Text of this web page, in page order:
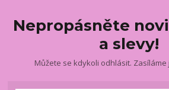
Nepropásněte
a slevy!
Můžete se kdykoli odhlásit.